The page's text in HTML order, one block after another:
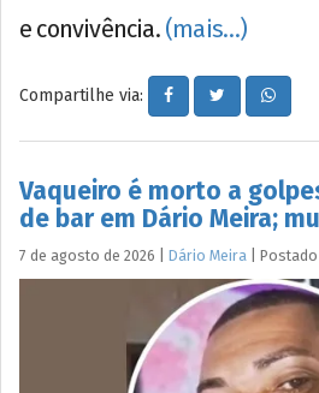
e convivência. (mais…)
Compartilhe via:
Vaqueiro é morto a
de bar em Dário Meira;
7 de agosto de 2026 Dário Meira